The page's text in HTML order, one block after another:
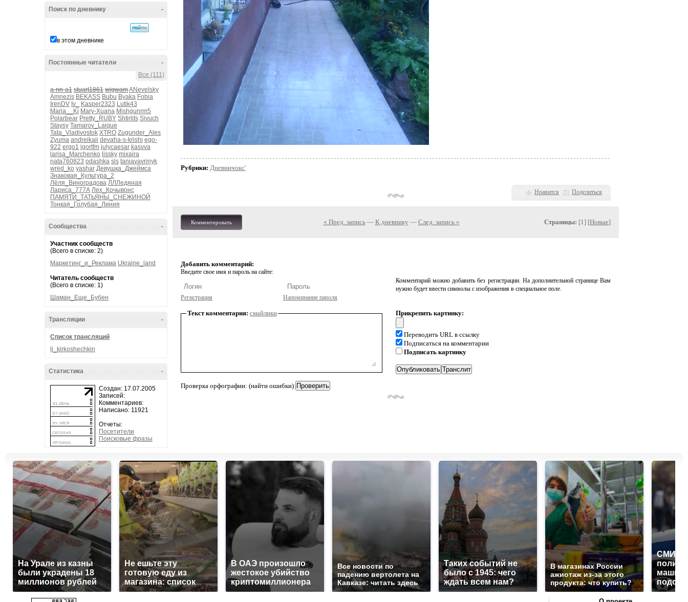
-
Поиск по дневнику
в этом дневнике
-
Постоянные читатели
Все (111)
a-nn-a1 stuart1861 wigwamANevelsky
Amnezis BEKASS Bubu Byaka Fobia
IrenDV Iv_ Kasper2323 Lutik43
Maria__Ki Mary-Xuana Mishgunrm5
Polarbear Pretty_RUBY Shtirlits Sivuch
Staysy Tamarov_Laique
Tata_Vladivostok XTRO Zugunder_Ales
Zyuma andreikaii devaha-s-krishi ego-
922 ergo1 igortfm julycaesar kasvva
larisa_Marchenko lissky mixaira
nata760823 odashka sls taniavavrinyk
wred_ko yashar Девушка_Джеймса
Знаковая_Культура_2
Лёля_Виноградова ЛЛЛедяная
Лариса_777А Лех_Кочывонс
ПАМЯТИ_ТАТЬЯНЫ_СНЕЖИНОЙ
Тонкая_Голубая_Линия
-
Сообщества
Участник сообществ
(Всего в списке: 2)
Маркетинг_и_Реклама Ukraine_land
Читатель сообществ
(Всего в списке: 1)
Шаман_Еще_Бубен
-
Трансляции
Список трансляций
lj_kirkoshechkin
-
Статистика
Создан: 17.07.2005
Записей:
Комментариев:
Написано: 11921
Отчеты:
Посетители
Поисковые фразы
Рубрики: Дневничокс'
Нравится Поделиться
Комментировать « Пред. запись— К дневнику — След. запись » Страницы: [1] [Новые]
Добавить комментарий:
Введите свое имя и пароль на сайте:
Регистрация Напоминание пароля
Комментарий можно добавить без регистрации. На дополнительной странице Вам
нужно будет ввести символы с изображения в специальное поле.
Текст комментария: смайлики
Проверка орфографии: (найти ошибки)
Прикрепить картинку:
Переводить URL в ссылку
Подписаться на комментарии
Подписать картинку
На Урале из казны
были украдены 18
миллионов рублей
Не ешьте эту
готовую еду из
магазина: список
В ОАЭ произошло
жестокое убийство
криптомиллионера
Все новости по
падению вертолета на
Кавказе: читать здесь
Таких событий не
было с 1945: чего
ждать всем нам?
В магазинах России
ажиотаж из-за этого
продукта: что купить?
СМИ: В